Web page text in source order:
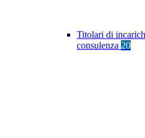
Titolari di
consulenza 20